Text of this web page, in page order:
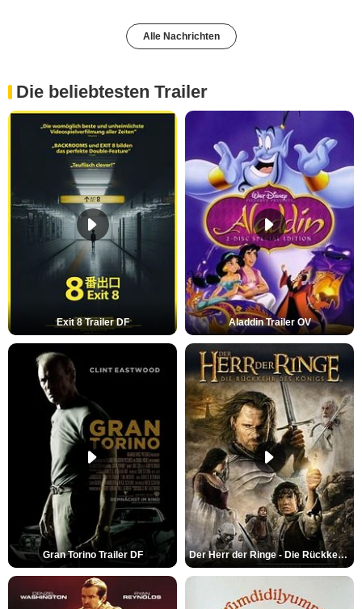
Alle Nachrichten
Die beliebtesten Trailer
Exit 8 Trailer DF Aladdin Trailer OV
Gran Torino Trailer DF Der Herr der Ringe - Die Rückkehr des Königs Trailer OV